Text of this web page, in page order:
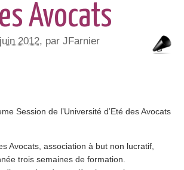
Avocats
2012, par JFarnier
Session de l’Université d’Eté des Avocats
Avocats, association à but non lucratif,
trois semaines de formation.